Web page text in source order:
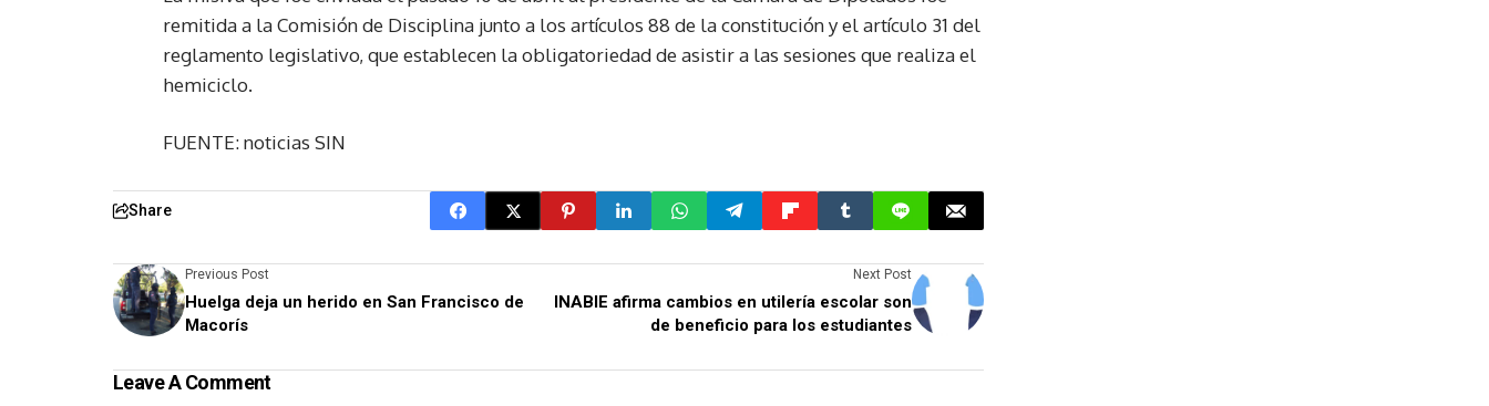
remitida a la Comisión de Disciplina junto a los artículos 88 de la constitución y el artículo 31 del
reglamento legislativo, que establecen la obligatoriedad de asistir a las sesiones que realiza el
hemiciclo.
FUENTE: noticias SIN
Share
Previous Post
Huelga deja un herido en San Francisco de
Macorís
Next Post
INABIE afirma cambios en utilería escolar son
de beneficio para los estudiantes
Leave A Comment